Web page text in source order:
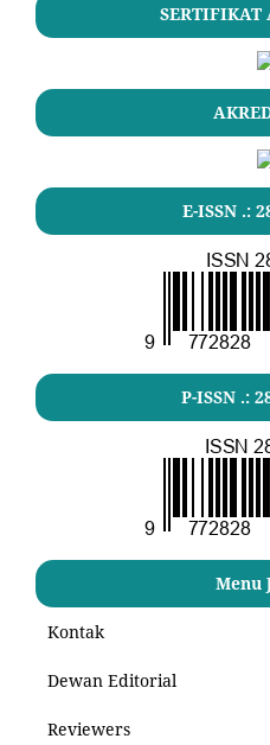
SERTIFIKAT
E-ISSN .:
P-ISSN .:
Menu
Kontak
Dewan Editorial
Reviewers